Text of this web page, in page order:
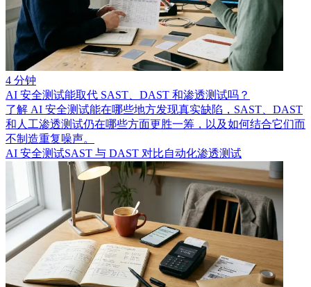
4 分钟
AI 安全测试能取代 SAST、DAST 和渗透测试吗？
了解 AI 安全测试能在哪些地方发现真实缺陷，SAST、DAST
和人工渗透测试仍在哪些方面更胜一筹，以及如何结合它们而
不制造重复噪声。
AI 安全测试SAST 与 DAST 对比自动化渗透测试